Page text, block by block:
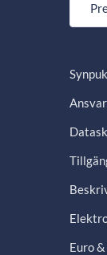
Euro